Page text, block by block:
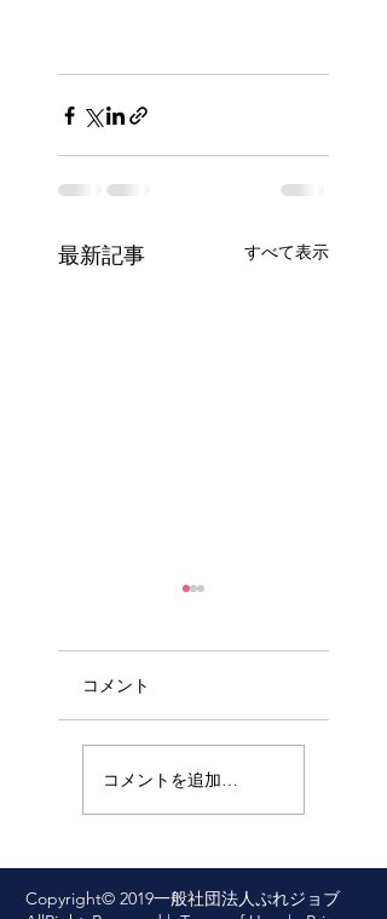
最新記事 すべて表示
敗戦８０年を
むかえるにあ
たり思うこと
相模原
コメント
コメントを追加…
Copyright© 2019一般社団法人ぷれジョブ